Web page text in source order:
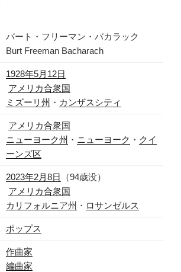
バート・フリーマン・バカラック
Burt Freeman Bacharach
1928年5月12日
アメリカ合衆国
ミズーリ州 ・ カンザスシティ
アメリカ合衆国
ニューヨーク州 ・ ニューヨーク ・ クイ
ーンズ区
2023年2月8日 （94歳没）
アメリカ合衆国
カリフォルニア州 ・ ロサンゼルス
ポップス
作曲家
編曲家